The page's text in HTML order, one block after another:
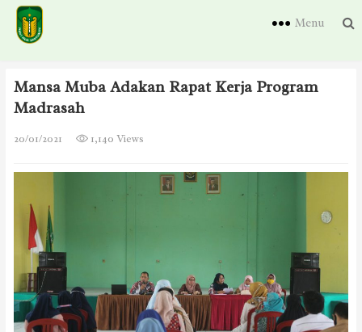
Menu
Mansa Muba Adakan Rapat Kerja Program
Madrasah
20/01/2021 1,140 Views